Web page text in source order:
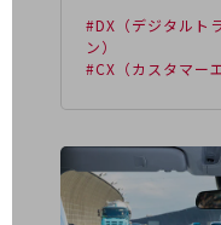
自動化・省電化
人材不足解消
業種・業態で探すTOP
自治体
一次産業
#DX（デジタルト
ン）
#CX（カスタマー